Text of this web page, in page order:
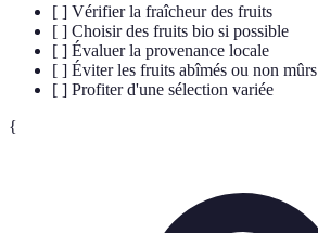
[ ] Vérifier la fraîcheur des fruits
[ ] Choisir des fruits bio si possible
[ ] Évaluer la provenance locale
[ ] Éviter les fruits abîmés ou non mûrs
[ ] Profiter d'une sélection variée
{